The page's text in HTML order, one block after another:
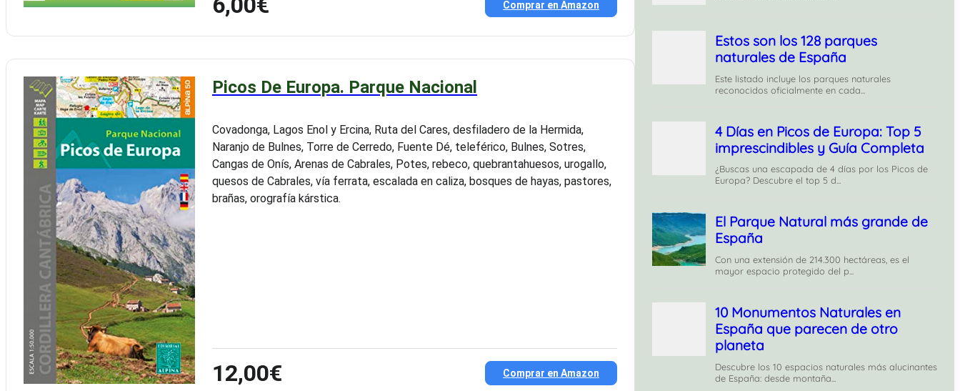
Comprar en Amazon
Picos De Europa. Parque Nacional
Covadonga, Lagos Enol y Ercina, Ruta del Cares, desfiladero de la Hermida,
Naranjo de Bulnes, Torre de Cerredo, Fuente Dé, teleférico, Bulnes, Sotres,
Cangas de Onís, Arenas de Cabrales, Potes, rebeco, quebrantahuesos, urogallo,
quesos de Cabrales, vía ferrata, escalada en caliza, bosques de hayas, pastores,
brañas, orografía kárstica.
12,00€ Comprar en Amazon